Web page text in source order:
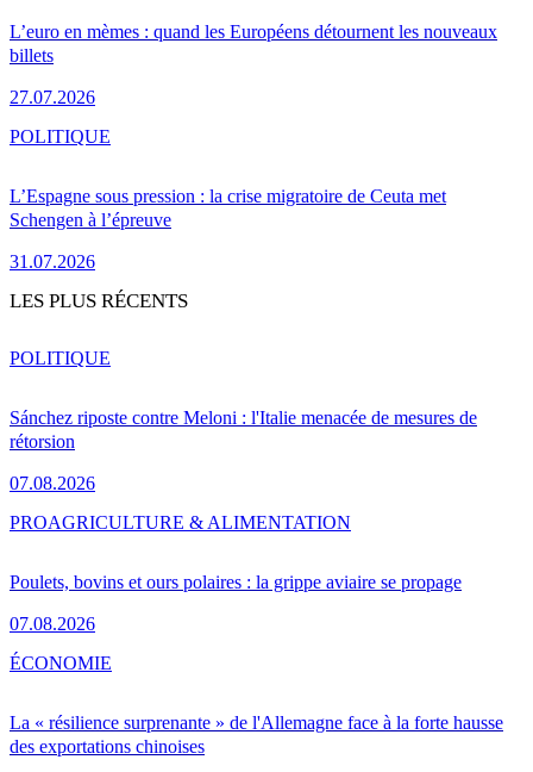
L’euro en mèmes : quand les Européens détournent les nouveaux
billets
27.07.2026
L’Espagne sous pression : la crise migratoire de Ceuta met
Schengen à l’épreuve
31.07.2026
POLITIQUE
LES PLUS RÉCENTS
Sánchez riposte contre Meloni : l'Italie menacée de mesures de
rétorsion
07.08.2026
POLITIQUE
Poulets, bovins et ours polaires : la grippe aviaire se propage
07.08.2026
PROAGRICULTURE & ALIMENTATION
La « résilience surprenante » de l'Allemagne face à la forte hausse
des exportations chinoises
ÉCONOMIE